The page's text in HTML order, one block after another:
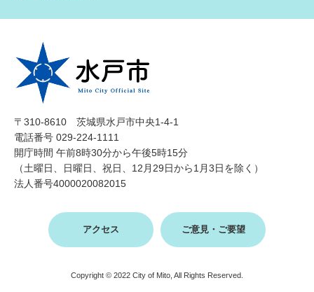
〒310-8610 茨城県水戸市中央1-4-1
電話番号 029-224-1111
開庁時間 午前8時30分から午後5時15分
（土曜日、日曜日、祝日、12月29日から1月3日を除く）
法人番号4000020082015
アクセス ご意見・ご要望
Copyright © 2022 City of Mito, All Rights Reserved.